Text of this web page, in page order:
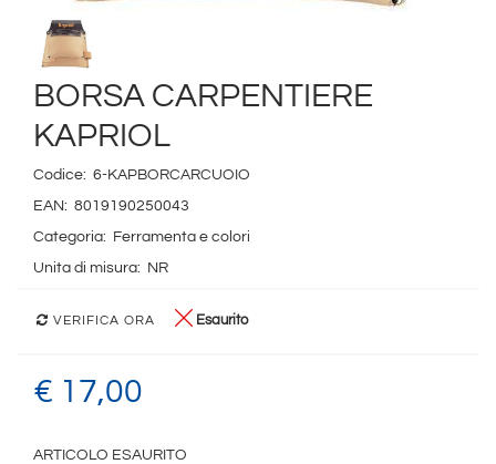
BORSA CARPENTIERE
KAPRIOL
Codice: 6-KAPBORCARCUOIO
EAN: 8019190250043
Categoria: Ferramenta e colori
Unita di misura: NR
VERIFICA ORA Esaurito
€ 17,00
ARTICOLO ESAURITO